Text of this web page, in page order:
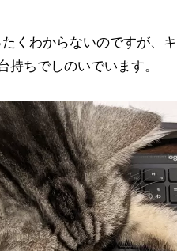
くわからないのですが、
持ちでしのいでいます。